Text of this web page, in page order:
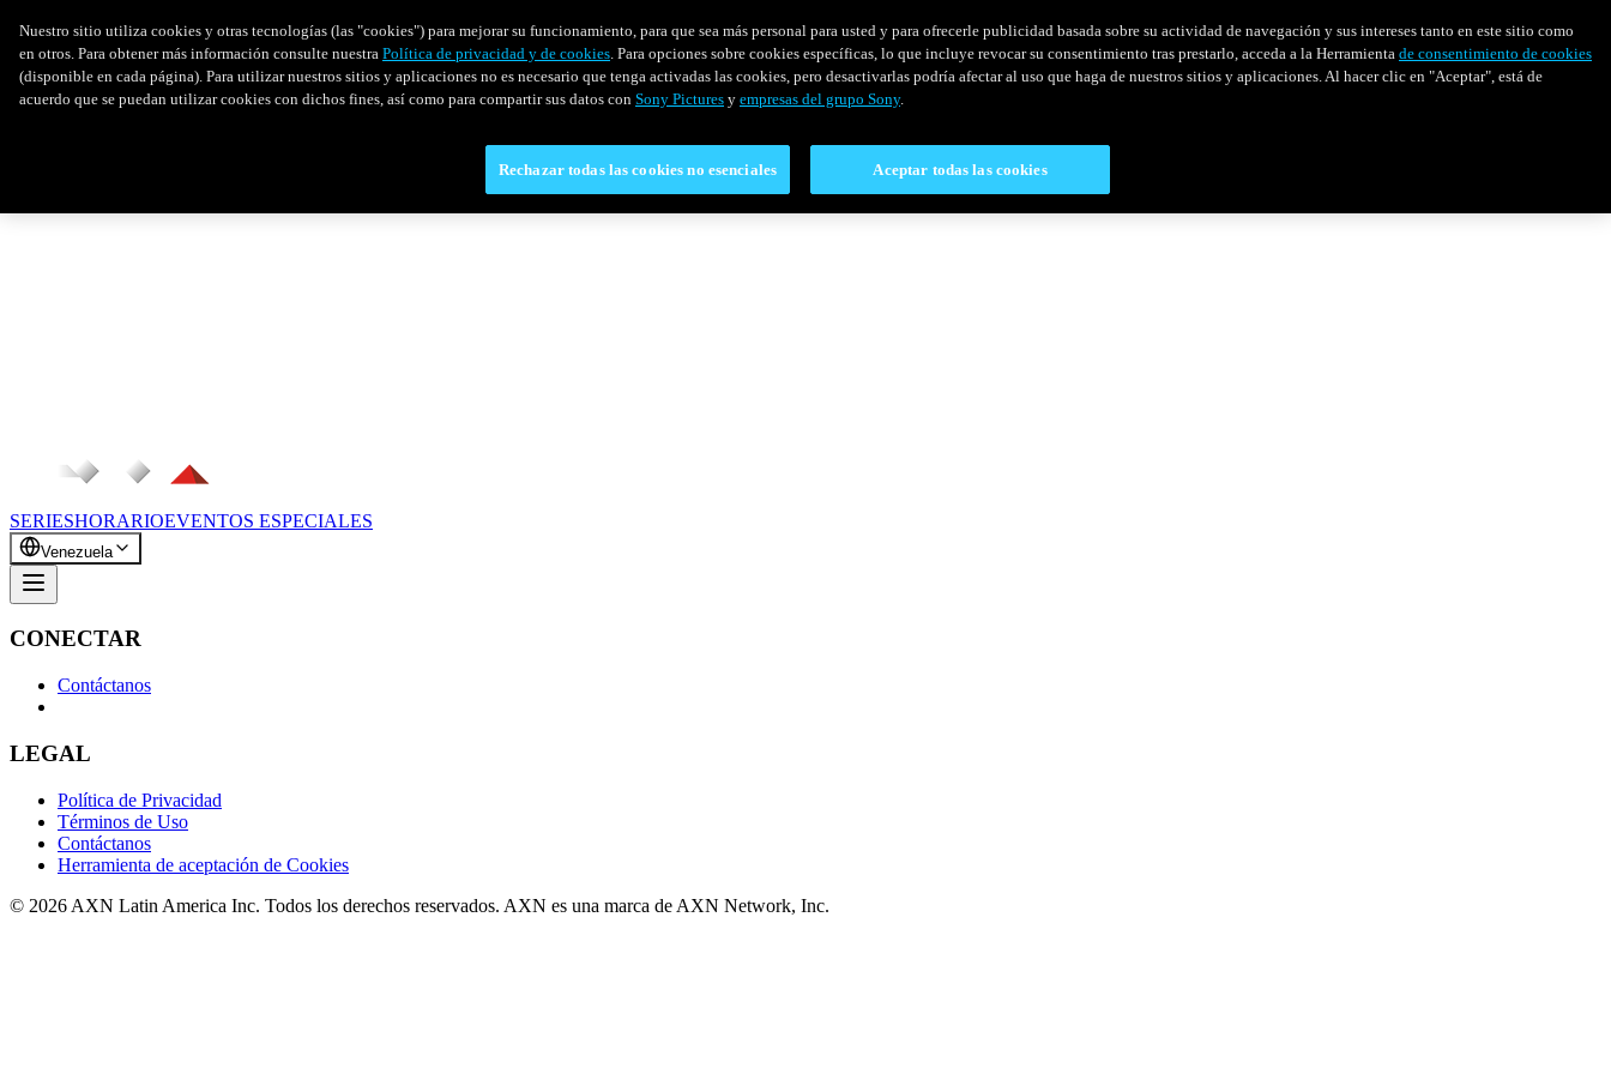
SERIESHORARIOEVENTOS ESPECIALES
Venezuela
CONECTAR
Contáctanos
LEGAL
Política de Privacidad
Términos de Uso
Contáctanos
Herramienta de aceptación de Cookies
© 2026 AXN Latin America Inc. Todos los derechos reservados. AXN es una marca de AXN Network, Inc.
Nuestro sitio utiliza cookies y otras tecnologías (las "cookies") para mejorar su funcionamiento, para que sea más personal para usted y para ofrecerle publicidad basada sobre su actividad de navegación y sus intereses tanto en este sitio como
en otros. Para obtener más información consulte nuestra Política de privacidad y de cookies. Para opciones sobre cookies específicas, lo que incluye revocar su consentimiento tras prestarlo, acceda a la Herramienta de consentimiento de cookies
(disponible en cada página). Para utilizar nuestros sitios y aplicaciones no es necesario que tenga activadas las cookies, pero desactivarlas podría afectar al uso que haga de nuestros sitios y aplicaciones. Al hacer clic en "Aceptar", está de
acuerdo que se puedan utilizar cookies con dichos fines, así como para compartir sus datos con Sony Pictures y empresas del grupo Sony.
Rechazar todas las cookies no esenciales Aceptar todas las cookies